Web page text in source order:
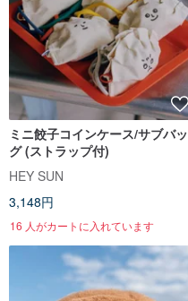
ミニ餃子コインケース/サブバッ
グ (ストラップ付)
HEY SUN
3,148円
16 人がカートに入れています